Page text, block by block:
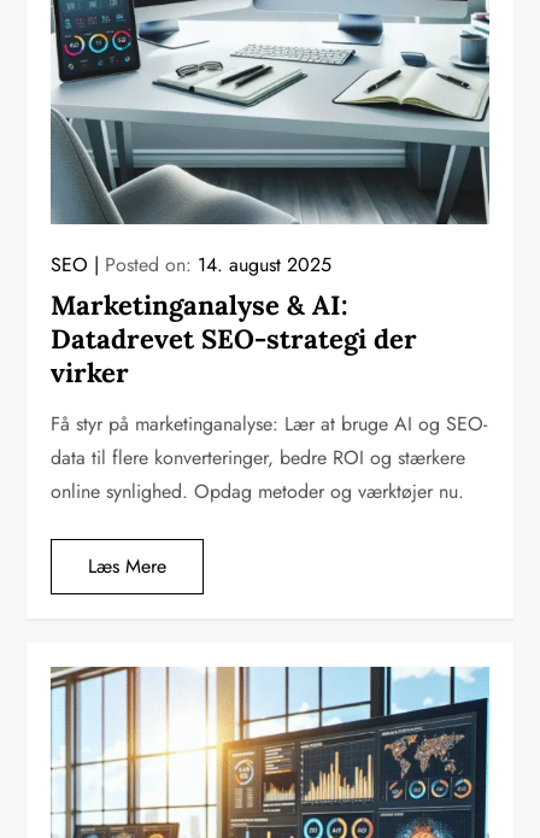
SEO Posted on: 14. august 2025
Marketinganalyse & AI:
Datadrevet SEO-strategi der
virker
Få styr på marketinganalyse: Lær at bruge AI og SEO-
data til flere konverteringer, bedre ROI og stærkere
online synlighed. Opdag metoder og værktøjer nu.
Læs Mere